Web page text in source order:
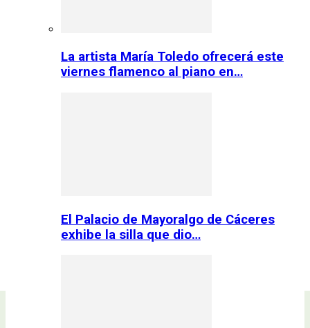
La artista María Toledo ofrecerá este
viernes flamenco al piano en…
El Palacio de Mayoralgo de Cáceres
exhibe la silla que dio…